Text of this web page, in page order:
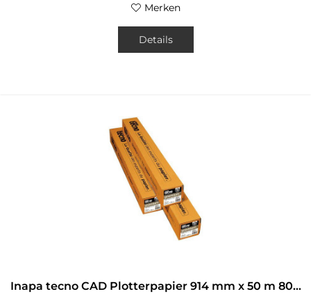
Merken
Details
Inapa tecno CAD Plotterpapier 914 mm x 50 m 80...